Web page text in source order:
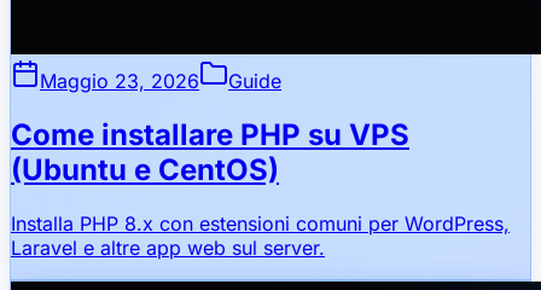
Maggio 23, 2026 Guide
Come installare PHP su VPS
(Ubuntu e CentOS)
Installa PHP 8.x con estensioni comuni per WordPress,
Laravel e altre app web sul server.